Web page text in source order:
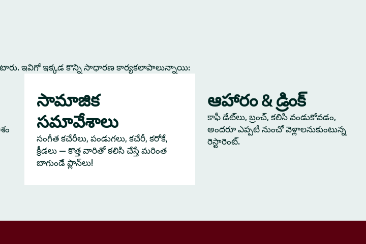
ఇవిగో ఇక్కడ కొన్ని సాధారణ కార్యకలాపాలున్నాయి:
సామాజిక
సమావేశాలు
సంగీత కచేరీలు, పండుగలు, కచేరీ, కరోకే,
క్రీడలు — కొత్త వారితో కలిసి చేస్తే మరింత
బాగుండే ప్లాన్‌లు!
ఆహారం & డ్రింక్
కాఫీ డేట్‌లు, బ్రంచ్, కలిసి వండుకోవడం,
అందరూ ఎప్పటి నుంచో వెళ్లాలనుకుంటున్న
రెస్టారెంట్.